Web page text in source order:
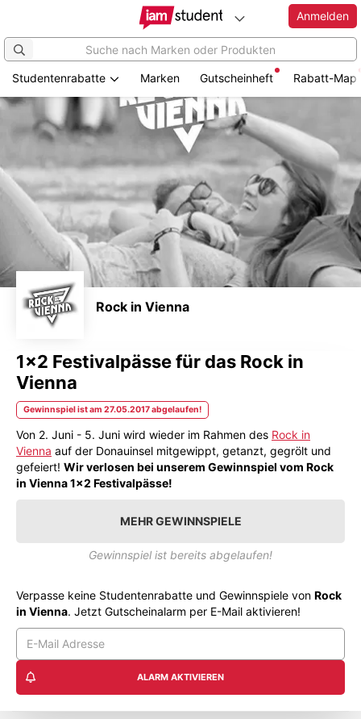
Zum
Hauptinhalt
springen
Anmelden
Studentenrabatte Marken Gutscheinheft Rabatt-Map
Rock in Vienna
1x2 Festivalpässe für das Rock in
Vienna
Gewinnspiel ist am 27.05.2017 abgelaufen!
Von 2. Juni - 5. Juni wird wieder im Rahmen des Rock in
Vienna auf der Donauinsel mitgewippt, getanzt, gegrölt und
gefeiert! Wir verlosen bei unserem Gewinnspiel vom Rock
in Vienna 1x2 Festivalpässe!
MEHR GEWINNSPIELE
Gewinnspiel ist bereits abgelaufen!
Verpasse keine Studentenrabatte und Gewinnspiele von Rock
in Vienna. Jetzt Gutscheinalarm per E-Mail aktivieren!
ALARM AKTIVIEREN